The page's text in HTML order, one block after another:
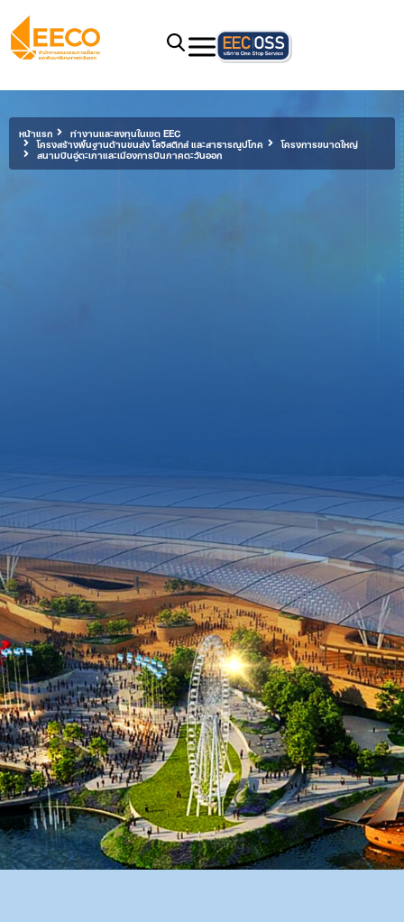
การบินภาคตะวันออก
หน้าแรก ท่างานและลงทุนในเขต EEC
โครงสร้างพื้นฐานด้านขนส่ง โลจิสติกส์ และสาธารณูปโภค โครงการขนาดใหญ่
สนามบินอู่ตะเภาและเมืองการบินภาคตะวันออก